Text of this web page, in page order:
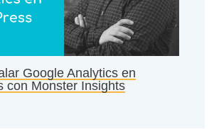
Google Analytics en
con Monster Insights